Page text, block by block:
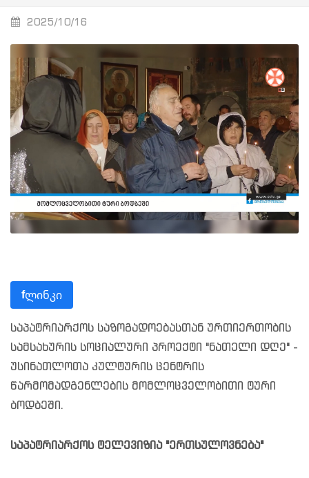
2025/10/16
fლინკი
საპატრიარქოს საზოგადოებასთან ურთიერთობის
სამსახურის სოციალური პროექტი "ნათელი დღე" -
უსინათლოთა კულტურის ცენტრის
წარმომადგენლების მომლოცველობითი ტური
ბოდბეში.
საპატრიარქოს ტელევიზია "ერთსულოვნება"